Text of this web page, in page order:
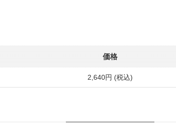
価格
2,640円 (税込)